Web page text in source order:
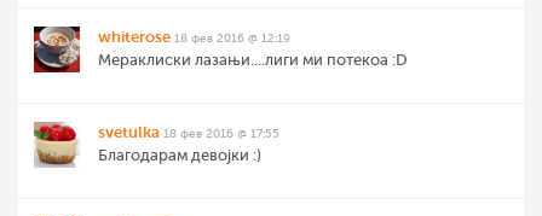
whiterose 18 фев 2016 @ 12:19
Мераклиски лазањи....лиги ми потекоа :D
svetulka 18 фев 2016 @ 17:55
Благодарам девојки :)